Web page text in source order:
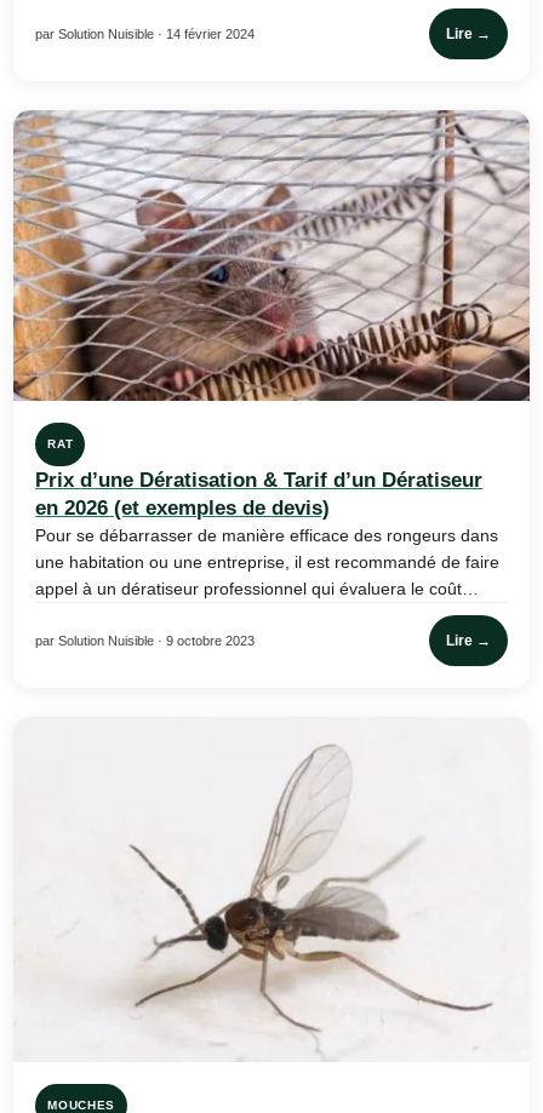
par Solution Nuisible · 14 février 2024 Lire →
RAT
Prix d’une Dératisation & Tarif d’un Dératiseur
en 2026 (et exemples de devis)
Pour se débarrasser de manière efficace des rongeurs dans
une habitation ou une entreprise, il est recommandé de faire
appel à un dératiseur professionnel qui évaluera le coût…
par Solution Nuisible · 9 octobre 2023 Lire →
MOUCHES